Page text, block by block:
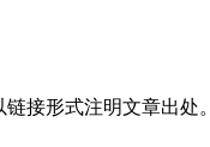
接形式注明文章出处。